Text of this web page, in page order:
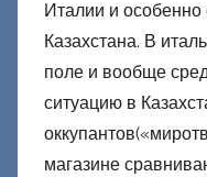
Италии и
Казахстана. В
поле и вообще
ситуацию в
магазине